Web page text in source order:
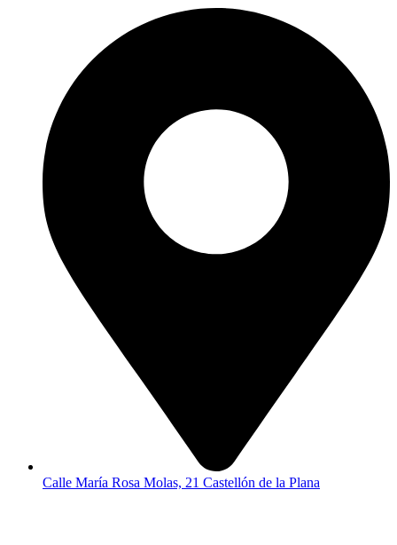
Calle María Rosa Molas, 21 Castellón de la Plana